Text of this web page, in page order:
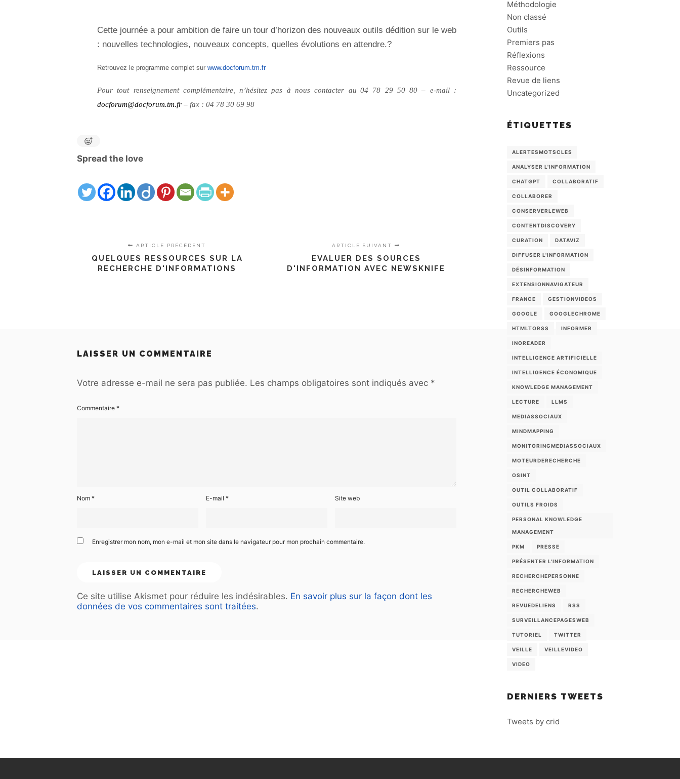
Cette journée a pour ambition de faire un tour d’horizon des nouveaux outils dédition sur le web
: nouvelles technologies, nouveaux concepts, quelles évolutions en attendre.?
Retrouvez le programme complet sur www.docforum.tm.fr
Pour tout renseignement complémentaire, n’hésitez pas à nous contacter au 04 78 29 50 80 – e-mail :
docforum@docforum.tm.fr – fax : 04 78 30 69 98
Spread the love
ARTICLE PRÉCÉDENT
QUELQUES RESSOURCES SUR LA
RECHERCHE D'INFORMATIONS
ARTICLE SUIVANT
EVALUER DES SOURCES
D'INFORMATION AVEC NEWSKNIFE
LAISSER UN COMMENTAIRE
Votre adresse e-mail ne sera pas publiée. Les champs obligatoires sont indiqués avec *
Commentaire *
Nom * E-mail * Site web
Enregistrer mon nom, mon e-mail et mon site dans le navigateur pour mon prochain commentaire.
Ce site utilise Akismet pour réduire les indésirables. En savoir plus sur la façon dont les
données de vos commentaires sont traitées.
Méthodologie
Non classé
Outils
Premiers pas
Réflexions
Ressource
Revue de liens
Uncategorized
ÉTIQUETTES
ALERTESMOTSCLES
ANALYSER L'INFORMATION
CHATGPT COLLABORATIF
COLLABORER
CONSERVERLEWEB
CONTENTDISCOVERY
CURATION DATAVIZ
DIFFUSER L'INFORMATION
DÉSINFORMATION
EXTENSIONNAVIGATEUR
FRANCE GESTIONVIDEOS
GOOGLE GOOGLECHROME
HTMLTORSS INFORMER
INOREADER
INTELLIGENCE ARTIFICIELLE
INTELLIGENCE ÉCONOMIQUE
KNOWLEDGE MANAGEMENT
LECTURE LLMS
MEDIASSOCIAUX
MINDMAPPING
MONITORINGMEDIASSOCIAUX
MOTEURDERECHERCHE
OSINT
OUTIL COLLABORATIF
OUTILS FROIDS
PERSONAL KNOWLEDGE
MANAGEMENT
PKM PRESSE
PRÉSENTER L'INFORMATION
RECHERCHEPERSONNE
RECHERCHEWEB
REVUEDELIENS RSS
SURVEILLANCEPAGESWEB
TUTORIEL TWITTER
VEILLE VEILLEVIDEO
VIDEO
DERNIERS TWEETS
Tweets by crid